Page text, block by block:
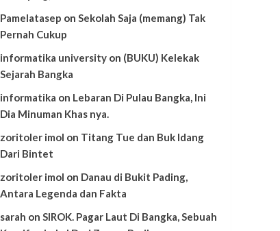
Pamelatasep on Sekolah Saja (memang) Tak
Pernah Cukup
informatika universityon (BUKU) Kelekak
Sejarah Bangka
informatika on Lebaran Di Pulau Bangka, Ini
Dia Minuman Khas nya.
zoritoler imol on Titang Tue dan Buk Idang
Dari Bintet
zoritoler imol on Danau di Bukit Pading,
Antara Legenda dan Fakta
sarah on SIROK. Pagar Laut Di Bangka, Sebuah